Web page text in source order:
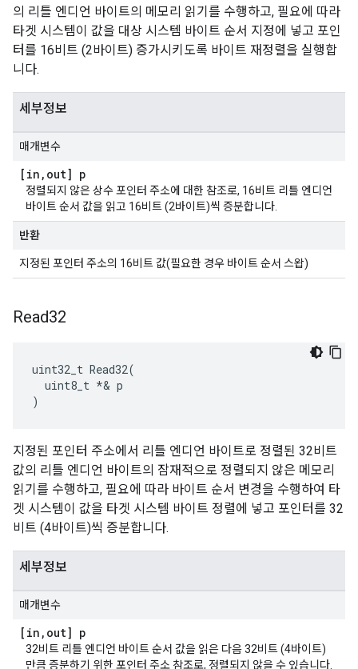
의 리틀 엔디언 바이트의 메모리 읽기를 수행하고, 필요에 따라
타겟 시스템이 값을 대상 시스템 바이트 순서 지정에 넣고 포인
터를 16비트 (2바이트) 증가시키도록 바이트 재정렬을 실행합
니다.
세부정보
매개변수
[in , out] p
정렬되지 않은 상수 포인터 주소에 대한 참조로, 16비트 리틀 엔디언
바이트 순서 값을 읽고 16비트 (2바이트)씩 증분합니다.
반환
지정된 포인터 주소의 16비트 값(필요한 경우 바이트 순서 스왑)
Read32
uint32_t Read32(
  uint8_t *& p
)
지정된 포인터 주소에서 리틀 엔디언 바이트로 정렬된 32비트
값의 리틀 엔디언 바이트의 잠재적으로 정렬되지 않은 메모리
읽기를 수행하고, 필요에 따라 바이트 순서 변경을 수행하여 타
겟 시스템이 값을 타겟 시스템 바이트 정렬에 넣고 포인터를 32
비트 (4바이트)씩 증분합니다.
세부정보
매개변수
[in , out] p
32비트 리틀 엔디언 바이트 순서 값을 읽은 다음 32비트 (4바이트)
만큼 증분하기 위한 포인터 주소 참조로, 정렬되지 않을 수 있습니다.